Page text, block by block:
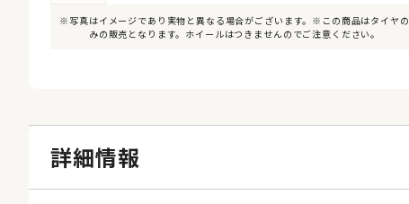
※写真はイメージであり実物と異なる場合がございます。※この商品はタイヤの
みの販売となります。ホイールはつきませんのでご注意ください。
詳細情報